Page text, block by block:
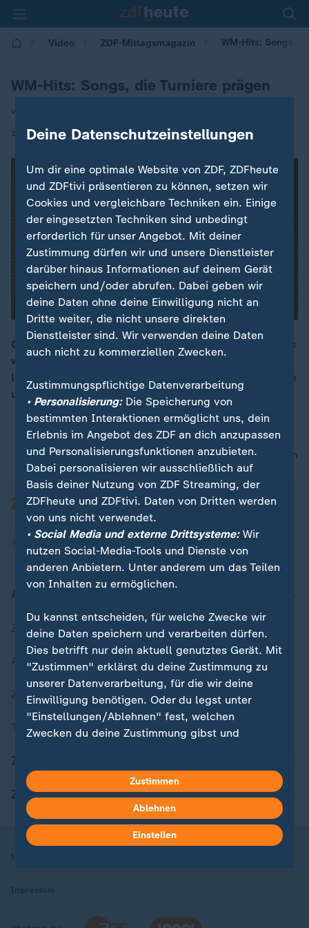
Video ZDF-Mittagsmagazin WM-Hits: Songs,
WM-Hits: Songs, die Turniere prägen
von Pamela Seidel
18.06.2026 | 12:00
Grönemeyer, Sportfreunde Stiller, Shakira – ihre Songs
wurden zu Hymnen ganzer Turniere, und noch heute
lösen diese Titel Gänsehaut aus. Ein Rückblick auf alte
und neue WM-Hits.
nach oben
Zuletzt veröffentlicht
Aktuelle Sendungs-Videos
ZDFheute Stories
Themen im Überblick
ZDFheute Apps
Nutzungsbedingungen
Impressum
Deine Datenschutzeinstellungen
Um dir eine optimale Website von ZDF, ZDFheute
und ZDFtivi präsentieren zu können, setzen wir
Cookies und vergleichbare Techniken ein. Einige
der eingesetzten Techniken sind unbedingt
erforderlich für unser Angebot. Mit deiner
Zustimmung dürfen wir und unsere Dienstleister
darüber hinaus Informationen auf deinem Gerät
speichern und/oder abrufen. Dabei geben wir
deine Daten ohne deine Einwilligung nicht an
Dritte weiter, die nicht unsere direkten
Dienstleister sind. Wir verwenden deine Daten
auch nicht zu kommerziellen Zwecken.
Zustimmungspflichtige Datenverarbeitung
• Personalisierung:Die Speicherung von
bestimmten Interaktionen ermöglicht uns, dein
Erlebnis im Angebot des ZDF an dich anzupassen
und Personalisierungsfunktionen anzubieten.
Dabei personalisieren wir ausschließlich auf
Basis deiner Nutzung von ZDF Streaming, der
ZDFheute und ZDFtivi. Daten von Dritten werden
von uns nicht verwendet.
• Social Media und externe Drittsysteme:Wir
nutzen Social-Media-Tools und Dienste von
anderen Anbietern. Unter anderem um das Teilen
von Inhalten zu ermöglichen.
Du kannst entscheiden, für welche Zwecke wir
deine Daten speichern und verarbeiten dürfen.
Dies betrifft nur dein aktuell genutztes Gerät. Mit
"Zustimmen" erklärst du deine Zustimmung zu
unserer Datenverarbeitung, für die wir deine
Einwilligung benötigen. Oder du legst unter
"Einstellungen/Ablehnen" fest, welchen
Zwecken du deine Zustimmung gibst und
in deinen Einstellungen widerrufen oder ändern.
Hier findest du das Impressum.
Weitere Informationen findest du in unserer
Datenschutzerklärung.
Zustimmen
Ablehnen
Einstellen